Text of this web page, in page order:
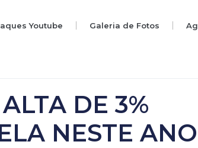
Youtube Galeria de Fotos
DE 3%
NESTE ANO